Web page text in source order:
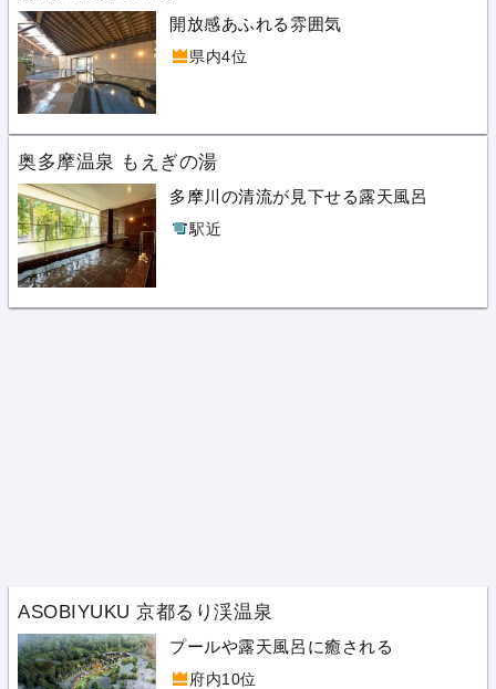
開放感あふれる雰囲気
県内4位
奥多摩温泉 もえぎの湯
多摩川の清流が見下せる露天風呂
駅近
ASOBIYUKU 京都るり渓温泉
プールや露天風呂に癒される
府内10位